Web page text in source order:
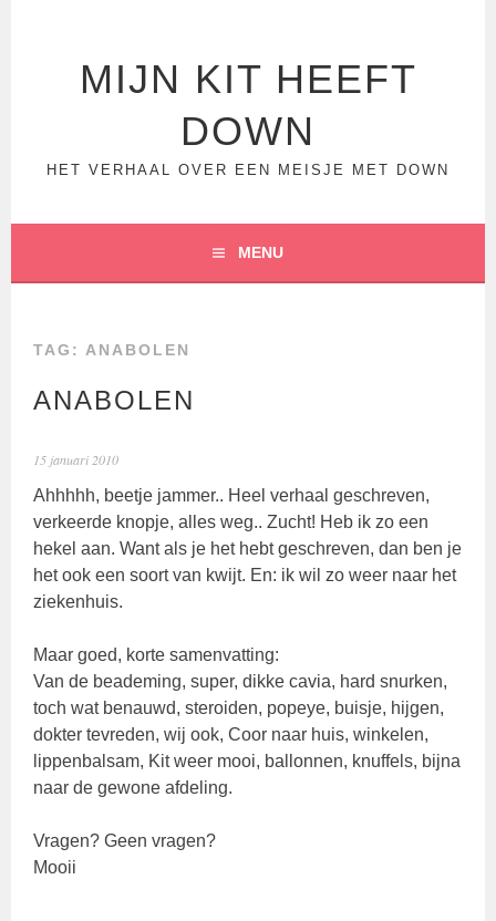
MIJN KIT HEEFT
DOWN
HET VERHAAL OVER EEN MEISJE MET DOWN
MENU
TAG: ANABOLEN
ANABOLEN
15 januari 2010
Ahhhhh, beetje jammer.. Heel verhaal geschreven,
verkeerde knopje, alles weg.. Zucht! Heb ik zo een
hekel aan. Want als je het hebt geschreven, dan ben je
het ook een soort van kwijt. En: ik wil zo weer naar het
ziekenhuis.
Maar goed, korte samenvatting:
Van de beademing, super, dikke cavia, hard snurken,
toch wat benauwd, steroiden, popeye, buisje, hijgen,
dokter tevreden, wij ook, Coor naar huis, winkelen,
lippenbalsam, Kit weer mooi, ballonnen, knuffels, bijna
naar de gewone afdeling.
Vragen? Geen vragen?
Mooii